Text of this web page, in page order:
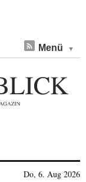
Menü
Do, 6. Aug 2026